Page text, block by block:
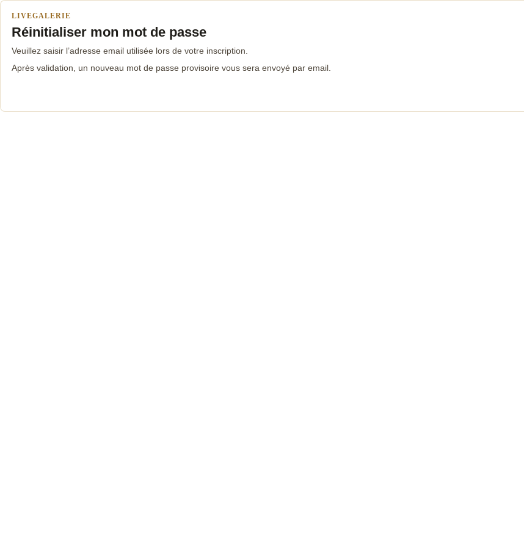
LIVEGALERIE
Réinitialiser mon mot de passe
Veuillez saisir l’adresse email utilisée lors de votre inscription.
Après validation, un nouveau mot de passe provisoire vous sera envoyé par email.